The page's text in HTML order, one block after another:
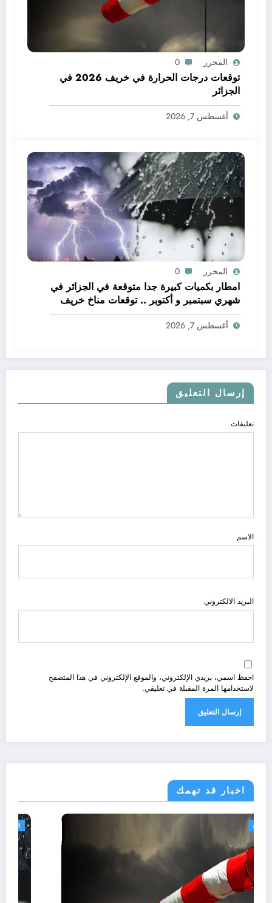
المحرر 0
توقعات درجات الحرارة في خريف 2026 في
الجزائر
أغسطس 7, 2026
المحرر 0
امطار بكميات كبيرة جدا متوقعة في الجزائر في
شهري سبتمبر و أكتوبر .. توقعات مناخ خريف
2026 الجزائر
أغسطس 7, 2026
إرسال التعليق
تعليقات
الاسم
البريد الالكتروني
احفظ اسمي، بريدي الإلكتروني، والموقع الإلكتروني في هذا المتصفح
لاستخدامها المرة المقبلة في تعليقي.
اخبار قد تهمك